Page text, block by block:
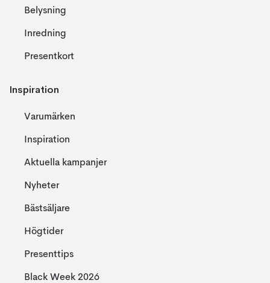
Belysning
Inredning
Presentkort
Inspiration
Varumärken
Inspiration
Aktuella kampanjer
Nyheter
Bästsäljare
Högtider
Presenttips
Black Week 2026